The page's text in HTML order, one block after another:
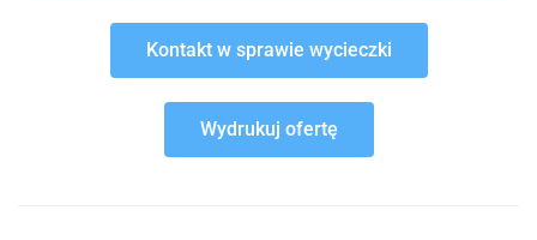
Kontakt w sprawie wycieczki
Wydrukuj ofertę